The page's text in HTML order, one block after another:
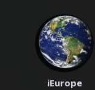
iEurope